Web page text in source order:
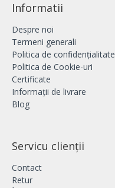
Informatii
Despre noi
Termeni generali
Politica de confidențialitate
Politica de Cookie-uri
Certificate
Informații de livrare
Blog
Servicu clienții
Contact
Retur